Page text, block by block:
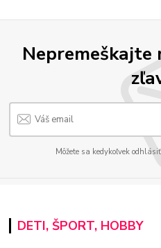
Nepremeškajte
Môžete sa kedykoľvek
DETI, ŠPORT, HOBBY